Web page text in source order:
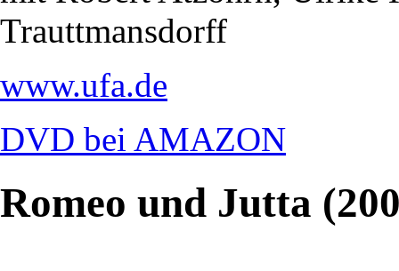
Trauttmansdorff
www.ufa.de
DVD bei AMAZON
Romeo und Jutta